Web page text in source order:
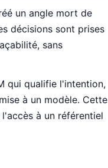
un angle mort de
décisions sont prises
sans
qui qualifie l'intention,
à un modèle. Cette
à un référentiel